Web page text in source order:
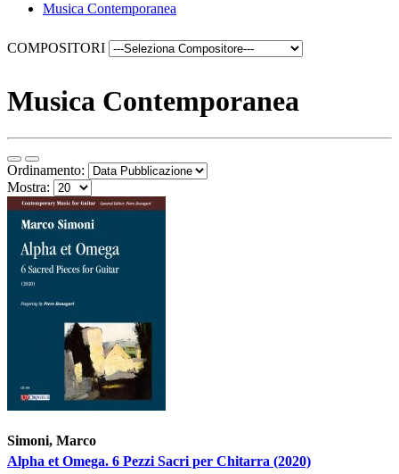
Musica Contemporanea
COMPOSITORI
Musica Contemporanea
Ordinamento:
Mostra:
Simoni, Marco
Alpha et Omega. 6 Pezzi Sacri per Chitarra (2020)